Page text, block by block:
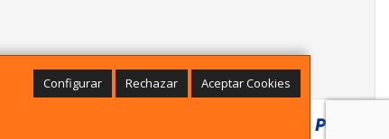
Configurar Rechazar Aceptar Cookies